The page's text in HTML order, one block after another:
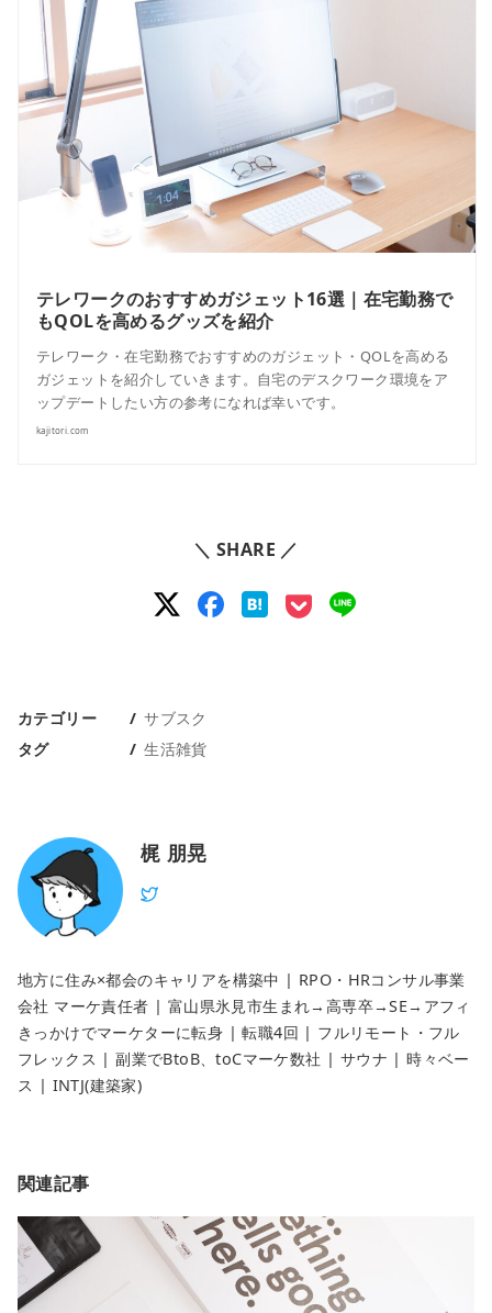
テレワークのおすすめガジェット16選｜在宅勤務で
もQOLを高めるグッズを紹介
テレワーク・在宅勤務でおすすめのガジェット・QOLを高める
ガジェットを紹介していきます。自宅のデスクワーク環境をア
ップデートしたい方の参考になれば幸いです。
kajitori.com
＼ SHARE ／
カテゴリー
サブスク
タグ
生活雑貨
梶 朋晃
地方に住み×都会のキャリアを構築中 | RPO・HRコンサル事業
会社 マーケ責任者 | 富山県氷見市生まれ→高専卒→SE→アフィ
きっかけでマーケターに転身 | 転職4回 | フルリモート・フル
フレックス | 副業でBtoB、toCマーケ数社 | サウナ | 時々ベー
ス | INTJ(建築家)
関連記事